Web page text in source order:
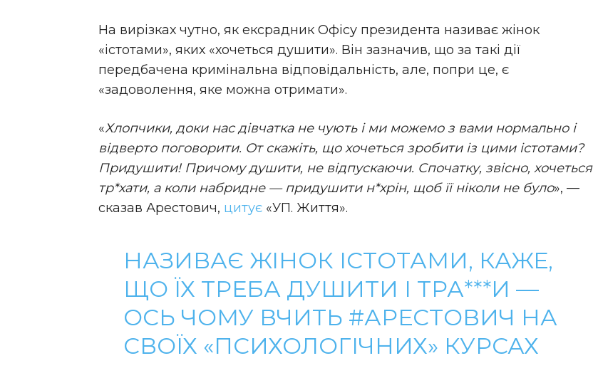
На вирізках чутно, як ексрадник Офісу президента називає жінок
«істотами», яких «хочеться душити». Він зазначив, що за такі дії
передбачена кримінальна відповідальність, але, попри це, є
«задоволення, яке можна отримати».
«Хлопчики, доки нас дівчатка не чують і ми можемо з вами нормально і
відверто поговорити. От скажіть, що хочеться зробити із цими істотами?
Придушити! Причому душити, не відпускаючи. Спочатку, звісно, хочеться
тр*хати, а коли набридне — придушити н*хрін, щоб її ніколи не було», —
сказав Арестович, цитує «УП. Життя».
НАЗИВАЄ ЖІНОК ІСТОТАМИ, КАЖЕ,
ЩО ЇХ ТРЕБА ДУШИТИ І ТРА***И —
ОСЬ ЧОМУ ВЧИТЬ #АРЕСТОВИЧ НА
СВОЇХ «ПСИХОЛОГІЧНИХ» КУРСАХ